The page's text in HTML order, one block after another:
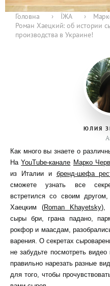
Головна › ЇЖА ›
Роман Хаецкий: об истории
производства в Украине!
ЮЛИЯ
Как много вы знаете о
НаYouTube-канале Марко
из Италии и бренд-шефа
сможете узнать все
встретился со своим
Хаецким (Roman Khayetsky),
сыры бри, грана падано,
рокфор и маасдам,
варения. О секретах
не забудьте посмотреть
правильно нарезать разные
для того, чтобы